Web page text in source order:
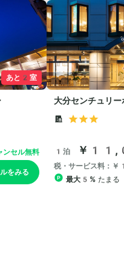
あと2室
ンセル無料
をみる
大分センチュリー
1泊 ￥
税・サービス料
最大5% たまる